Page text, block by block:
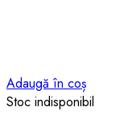
Adaugă în coș
Stoc indisponibil